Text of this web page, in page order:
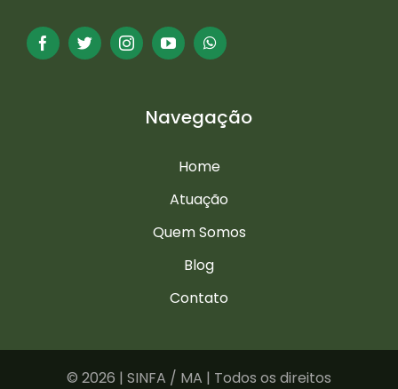
Navegação
Home
Atuação
Quem Somos
Blog
Contato
© 2026 | SINFA / MA | Todos os direitos